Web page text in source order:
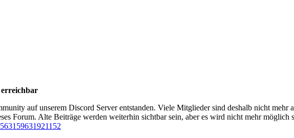
erreichbar
auf unserem Discord Server entstanden. Viele Mitglieder sind deshalb nicht
Forum. Alte Beiträge werden weiterhin sichtbar sein, aber es wird nicht mehr